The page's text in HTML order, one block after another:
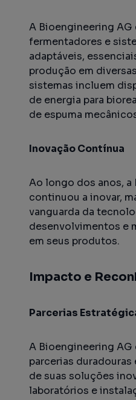
A Bioengineering AG
fermentadores e
adaptáveis,
produção em
sistemas incluem
de energia para
de espuma
Inovação Contínua
Ao longo dos anos,
continuou a inovar,
vanguarda da
desenvolvimentos e
em seus produtos.
Impacto e
Parcerias
A Bioengineering AG
parcerias
de suas soluções
laboratórios e